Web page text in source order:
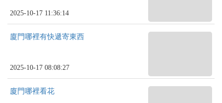
2025-10-17 11:36:14
廈門哪裡有快遞寄東西
2025-10-17 08:08:27
廈門哪裡看花